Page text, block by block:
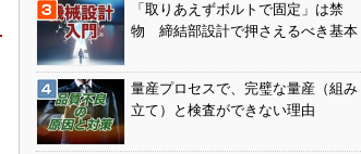
「取りあえずボルトで固定」は禁
物 締結部設計で押さえるべき基本
量産プロセスで、完璧な量産（組み
立て）と検査ができない理由